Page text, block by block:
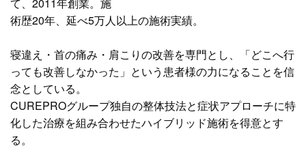
て、2011年創業。施
術歴20年、延べ5万人以上の施術実績。
寝違え・首の痛み・肩こりの改善を専門とし、「どこへ行
っても改善しなかった」という患者様の力になることを信
念としている。
CUREPROグループ独自の整体技法と症状アプローチに特
化した治療を組み合わせたハイブリッド施術を得意とす
る。